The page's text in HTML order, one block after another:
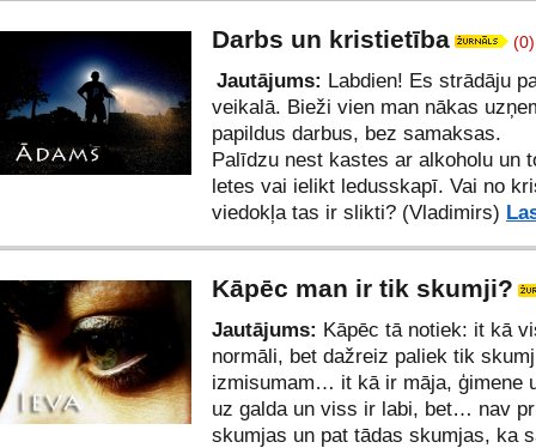
Darbs un kristietība (0)
Jautājums: Labdien! Es strādāju
veikalā. Bieži vien man nākas
papildus darbus, bez samaksas.
Palīdzu nest kastes ar alkoholu un
letes vai ielikt ledusskapī. Vai no
viedokļa tas ir slikti? (Vladimirs)
Kāpēc man ir tik skumji?
Jautājums: Kāpēc tā notiek: it kā
normāli, bet dažreiz paliek tik
izmisumam… it kā ir māja, ģimene
uz galda un viss ir labi, bet… nav
skumjas un pat tādas skumjas, ka